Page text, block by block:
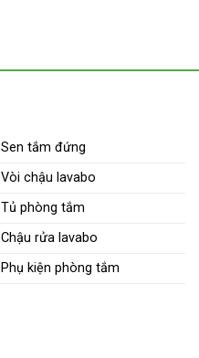
Sen tắm đứng
Vòi chậu lavabo
Tủ phòng tắm
Chậu rửa lavabo
Phụ kiện phòng tắm